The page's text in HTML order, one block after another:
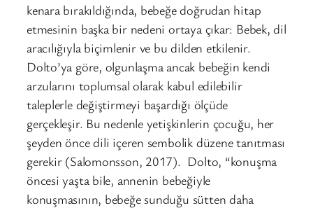
kenara bırakıldığında, bebeğe doğrudan hitap
etmesinin başka bir nedeni ortaya çıkar: Bebek, dil
aracılığıyla biçimlenir ve bu dilden etkilenir.
Dolto’ya göre, olgunlaşma ancak bebeğin kendi
arzularını toplumsal olarak kabul edilebilir
taleplerle değiştirmeyi başardığı ölçüde
gerçekleşir. Bu nedenle yetişkinlerin çocuğu, her
şeyden önce dili içeren sembolik düzene tanıtması
gerekir (Salomonsson, 2017). Dolto, “konuşma
öncesi yaşta bile, annenin bebeğiyle
konuşmasının, bebeğe sunduğu sütten daha